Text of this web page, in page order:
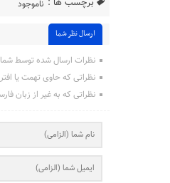
ناموجود
ارسال نظر شما
نظرات ارسال شده توسط
نظراتی که حاوی تهمت یا
نظراتی که به غیر از زبان